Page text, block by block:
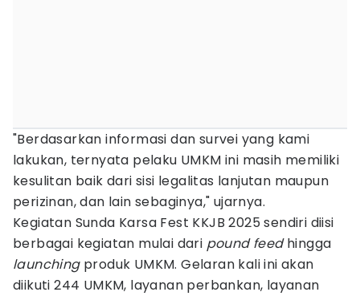
"Berdasarkan informasi dan survei yang kami
lakukan, ternyata pelaku UMKM ini masih memiliki
kesulitan baik dari sisi legalitas lanjutan maupun
perizinan, dan lain sebaginya," ujarnya.
Kegiatan Sunda Karsa Fest KKJB 2025 sendiri diisi
berbagai kegiatan mulai dari pound feedhingga
launchingproduk UMKM. Gelaran kali ini akan
diikuti 244 UMKM, layanan perbankan, layanan